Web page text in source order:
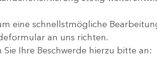
eine schnellstmögliche
an uns richten.
Ihre Beschwerde hierzu bitte an: